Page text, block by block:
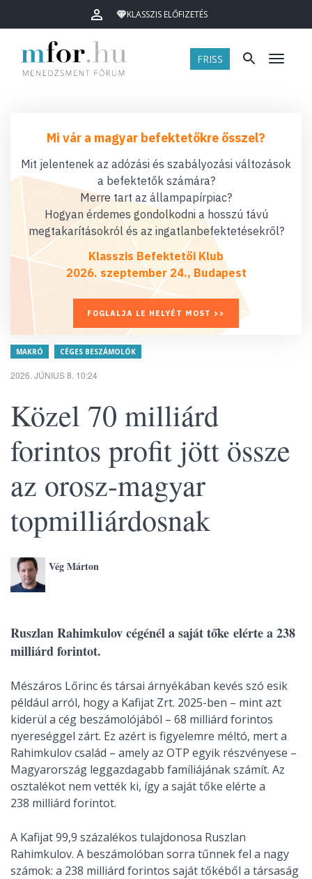
KLASSZIS ELŐFIZETÉS
FRISS Menü
Mi vár a magyar befektetőkre ősszel?
Mit jelentenek az adózási és szabályozási változások
a befektetők számára?
Merre tart az állampapírpiac?
Hogyan érdemes gondolkodni a hosszú távú
megtakarításokról és az ingatlanbefektetésekről?
Klasszis Befektetői Klub
2026. szeptember 24., Budapest
FOGLALJA LE HELYÉT MOST >>
MAKRÓ CÉGES BESZÁMOLÓK
2026. JÚNIUS 8. 10:24
Közel 70 milliárd
forintos profit jött össze
az orosz-magyar
topmilliárdosnak
Vég Márton
Ruszlan Rahimkulov cégénél a saját tőke elérte a 238
milliárd forintot.
Mészáros Lőrinc és társai árnyékában kevés szó esik
például arról, hogy a Kafijat Zrt. 2025-ben – mint azt
kiderül a cég beszámolójából – 68 milliárd forintos
nyereséggel zárt. Ez azért is figyelemre méltó, mert a
Rahimkulov család – amely az OTP egyik részvényese –
Magyarország leggazdagabb famíliájának számít. Az
osztalékot nem vették ki, így a saját tőke elérte a
238 milliárd forintot.
A Kafijat 99,9 százalékos tulajdonosa Ruszlan
Rahimkulov. A beszámolóban sorra tűnnek fel a nagy
számok: a 238 milliárd forintos saját tőkéből a társaság